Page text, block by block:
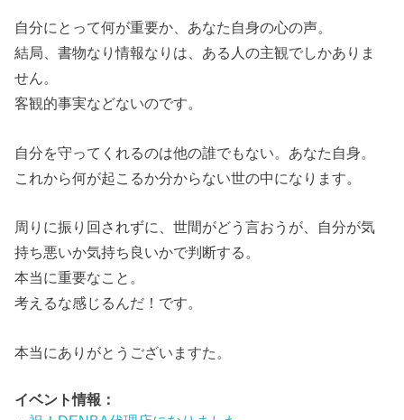
自分にとって何が重要か、あなた自身の心の声。
結局、書物なり情報なりは、ある人の主観でしかありま
せん。
客観的事実などないのです。
自分を守ってくれるのは他の誰でもない。あなた自身。
これから何が起こるか分からない世の中になります。
周りに振り回されずに、世間がどう言おうが、自分が気
持ち悪いか気持ち良いかで判断する。
本当に重要なこと。
考えるな感じるんだ！です。
本当にありがとうございますた。
イベント情報：